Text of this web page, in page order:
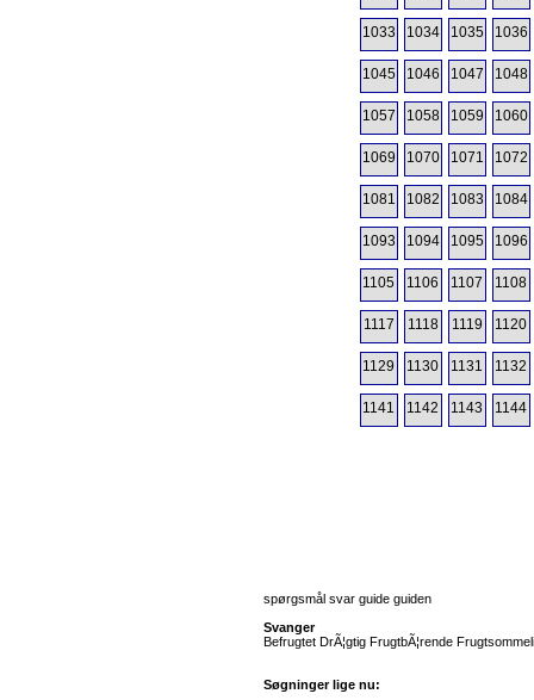
1033 1034 1035 1036
1045 1046 1047 1048
1057 1058 1059 1060
1069 1070 1071 1072
1081 1082 1083 1084
1093 1094 1095 1096
1105 1106 1107 1108
1117 1118 1119 1120
1129 1130 1131 1132
1141 1142 1143 1144
spørgsmål svar guide guiden
Svanger
Befrugtet DrÃ¦gtig FrugtbÃ¦rende
Søgninger lige nu: